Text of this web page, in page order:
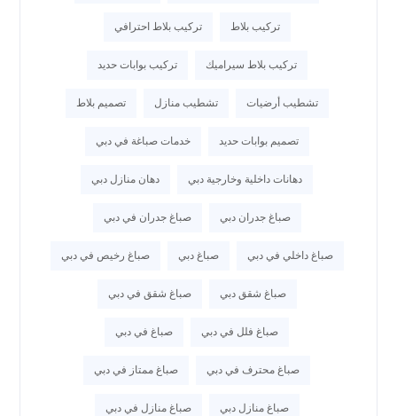
تركيب بلاط تركيب بلاط احترافي
تركيب بلاط سيراميك تركيب بوابات حديد
تشطيب أرضيات تشطيب منازل تصميم بلاط
تصميم بوابات حديد خدمات صباغة في دبي
دهانات داخلية وخارجية دبي دهان منازل دبي
صباغ جدران دبي صباغ جدران في دبي
صباغ داخلي في دبي صباغ دبي صباغ رخيص في دبي
صباغ شقق دبي صباغ شقق في دبي
صباغ فلل في دبي صباغ في دبي
صباغ محترف في دبي صباغ ممتاز في دبي
صباغ منازل دبي صباغ منازل في دبي